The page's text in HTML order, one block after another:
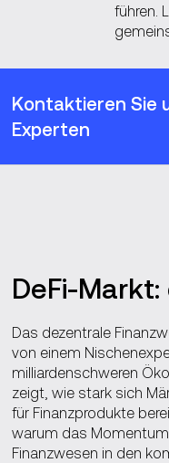
führen.
Kontaktieren Sie
Experten
DeFi-
Das dezentrale
von einem
milliardenschweren
zeigt, wie stark sich
für Finanzprodukte
warum das
Finanzwesen in den